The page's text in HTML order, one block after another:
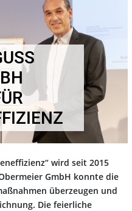
wird seit 2015
GmbH konnte die
überzeugen und
Die feierliche